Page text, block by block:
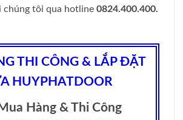
chúng tôi qua hotline 0824.400.400.
THI CÔNG & LẮP ĐẶT
HUYPHATDOOR
Hàng & Thi Công